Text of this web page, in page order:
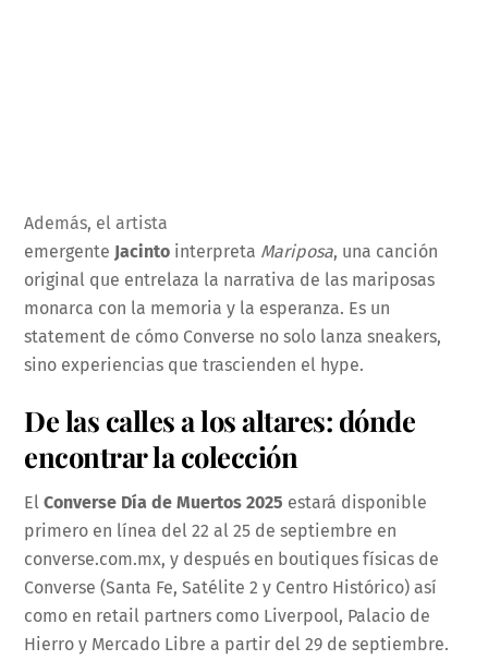
Además, el artista
emergente Jacinto interpreta Mariposa, una canción
original que entrelaza la narrativa de las mariposas
monarca con la memoria y la esperanza. Es un
statement de cómo Converse no solo lanza sneakers,
sino experiencias que trascienden el hype.
De las calles a los altares: dónde
encontrar la colección
ElConverse Día de Muertos 2025 estará disponible
primero en línea del 22 al 25 de septiembre en
converse.com.mx, y después en boutiques físicas de
Converse (Santa Fe, Satélite 2 y Centro Histórico) así
como en retail partners como Liverpool, Palacio de
Hierro y Mercado Libre a partir del 29 de septiembre.